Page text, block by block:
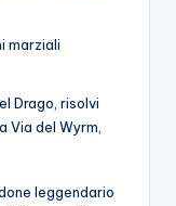
marziali
Drago, risolvi
Via del Wyrm,
leggendario